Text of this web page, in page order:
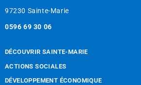
97230 Sainte-Marie
0596 69 30 06
DÉCOUVRIR SAINTE-MARIE
ACTIONS SOCIALES
DÉVELOPPEMENT ÉCONOMIQUE